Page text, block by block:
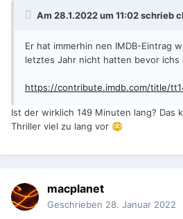
Am 28.1.2022 um 11:02 schrieb
Er hat immerhin nen IMDB-Eintrag
letztes Jahr nicht hatten bevor ichs
https://contribute.imdb.com/title/
Ist der wirklich 149 Minuten lang? Das
Thriller viel zu lang vor 😳
macplanet
Geschrieben 28. Januar 2022